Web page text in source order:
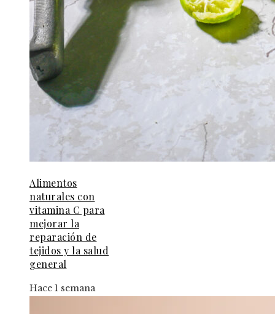
Alimentos
naturales con
vitamina C para
mejorar la
reparación de
tejidos y la salud
general
Hace 1 semana